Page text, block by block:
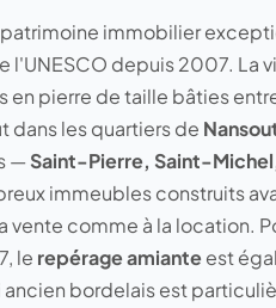
immobilier
l'UNESCO depuis 2007. La
en pierre de taille bâties
dans les quartiers de
—Saint-Pierre, Saint-
immeubles construits
vente comme à la location.
le repérage amianteest
bordelais est